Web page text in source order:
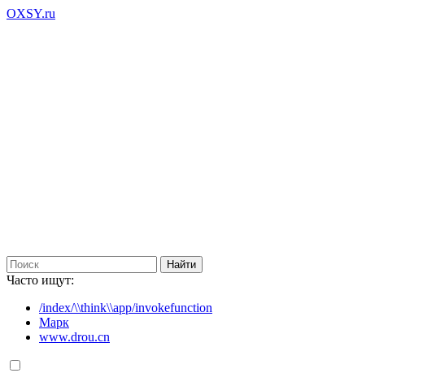
OXSY.ru
Часто ищут:
/index/\\think\\app/invokefunction
Марк
www.drou.cn